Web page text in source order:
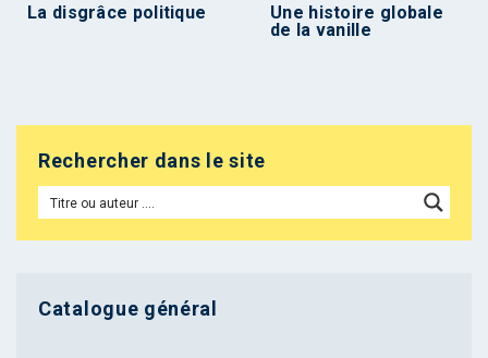
La disgrâce politique
Une histoire globale
de la vanille
Rechercher dans le site
Catalogue général